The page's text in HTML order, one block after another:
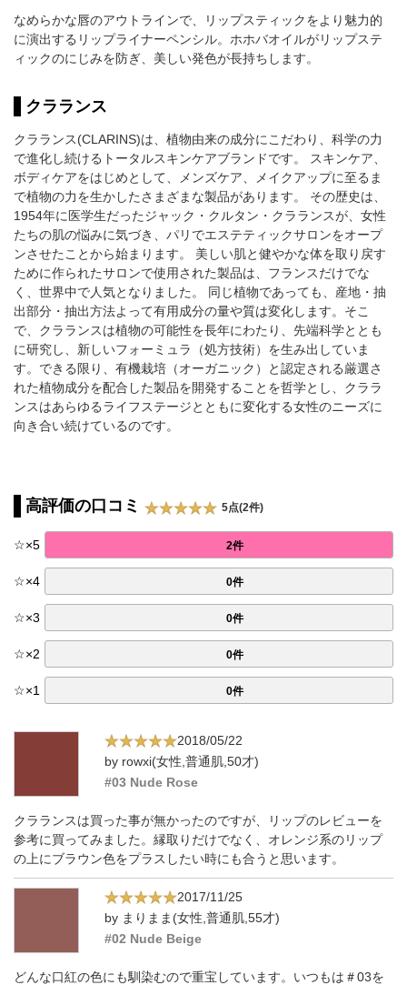
なめらかな唇のアウトラインで、リップスティックをより魅力的
に演出するリップライナーペンシル。ホホバオイルがリップステ
ィックのにじみを防ぎ、美しい発色が長持ちします。
クラランス
クラランス(CLARINS)は、植物由来の成分にこだわり、科学の力
で進化し続けるトータルスキンケアブランドです。 スキンケア、
ボディケアをはじめとして、メンズケア、メイクアップに至るま
で植物の力を生かしたさまざまな製品があります。 その歴史は、
1954年に医学生だったジャック・クルタン・クラランスが、女性
たちの肌の悩みに気づき、パリでエステティックサロンをオープ
ンさせたことから始まります。 美しい肌と健やかな体を取り戻す
ために作られたサロンで使用された製品は、フランスだけでな
く、世界中で人気となりました。 同じ植物であっても、産地・抽
出部分・抽出方法よって有用成分の量や質は変化します。そこ
で、クラランスは植物の可能性を長年にわたり、先端科学ととも
に研究し、新しいフォーミュラ（処方技術）を生み出していま
す。できる限り、有機栽培（オーガニック）と認定される厳選さ
れた植物成分を配合した製品を開発することを哲学とし、クララ
ンスはあらゆるライフステージとともに変化する女性のニーズに
向き合い続けているのです。
高評価の口コミ 5点(2件)
☆×5 2件
☆×4 0件
☆×3 0件
☆×2 0件
☆×1 0件
2018/05/22
by rowxi(女性,普通肌,50才)
#03 Nude Rose
クラランスは買った事が無かったのですが、リップのレビューを
参考に買ってみました。縁取りだけでなく、オレンジ系のリップ
の上にブラウン色をプラスしたい時にも合うと思います。
2017/11/25
by まりまま(女性,普通肌,55才)
#02 Nude Beige
どんな口紅の色にも馴染むので重宝しています。いつもは＃03を